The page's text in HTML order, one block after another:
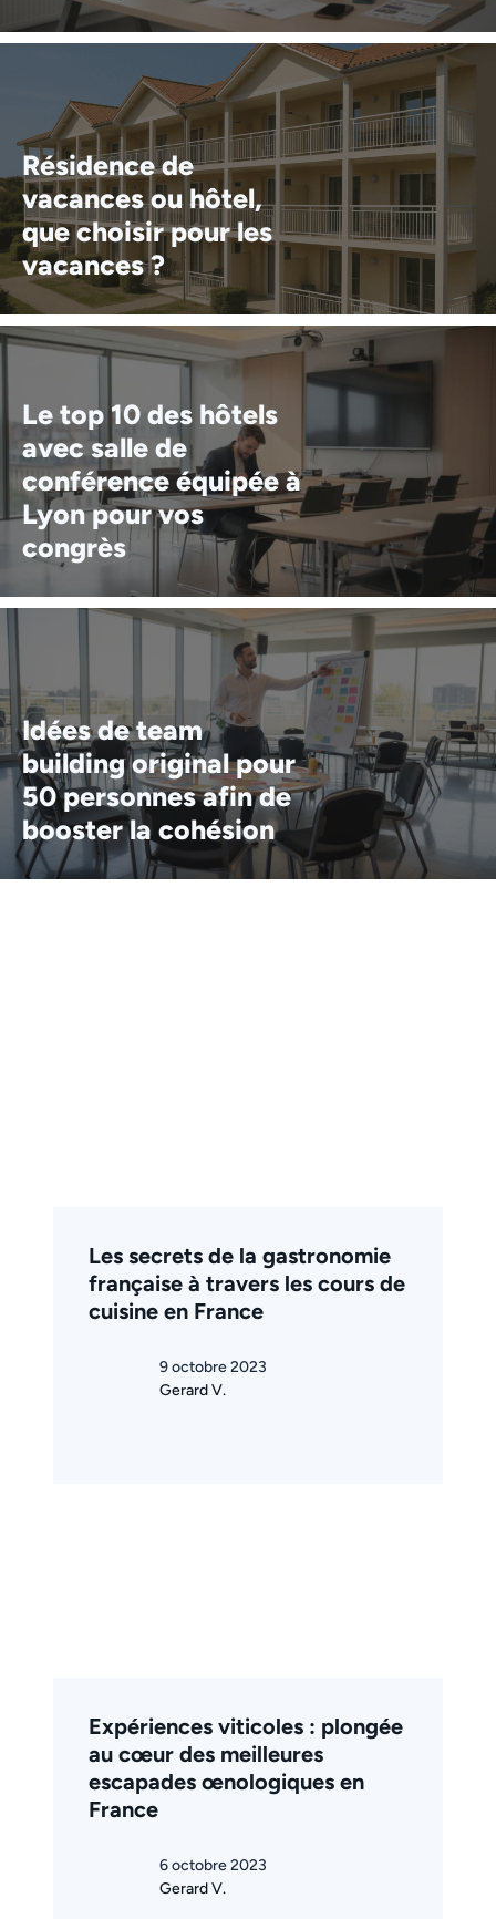
Résidence de
vacances ou hôtel,
que choisir pour les
vacances ?
Le top 10 des hôtels
avec salle de
conférence équipée à
Lyon pour vos
congrès
Idées de team
building original pour
50 personnes afin de
booster la cohésion
Les secrets de la gastronomie
française à travers les cours de
cuisine en France
9 octobre 2023
Gerard V.
Expériences viticoles : plongée
au cœur des meilleures
escapades œnologiques en
France
6 octobre 2023
Gerard V.